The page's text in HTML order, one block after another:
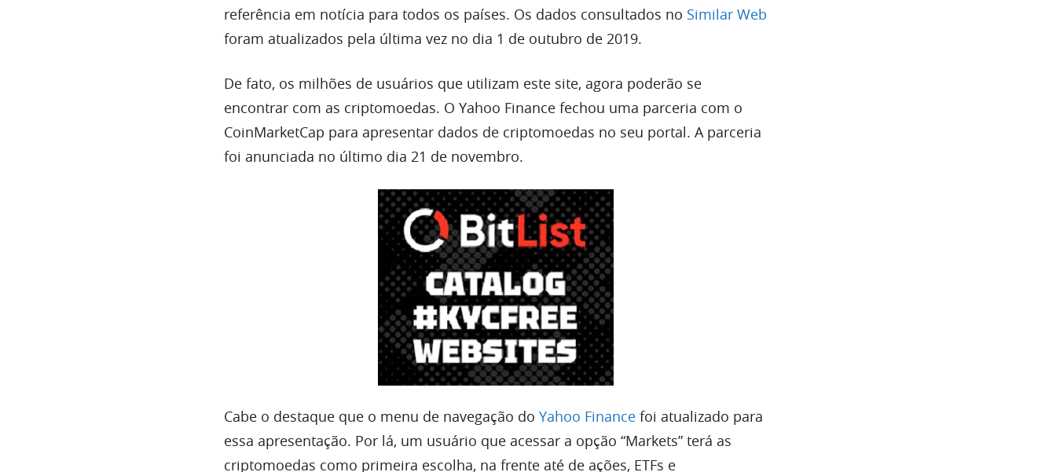
referência em notícia para todos os países. Os dados consultados no Similar Web
foram atualizados pela última vez no dia 1 de outubro de 2019.
De fato, os milhões de usuários que utilizam este site, agora poderão se
encontrar com as criptomoedas. O Yahoo Finance fechou uma parceria com o
CoinMarketCap para apresentar dados de criptomoedas no seu portal. A parceria
foi anunciada no último dia 21 de novembro.
Cabe o destaque que o menu de navegação do Yahoo Finance foi atualizado para
essa apresentação. Por lá, um usuário que acessar a opção “Markets” terá as
criptomoedas como primeira escolha, na frente até de ações, ETFs e